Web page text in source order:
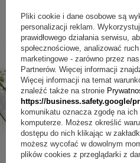
Pliki cookie i dane osobowe są
personalizacji reklam.
prawidłowego działania serwisu,
społecznościowe, analizować
marketingowe - zarówno przez
Partnerów. Więcej informacji
Więcej informacji na temat
znaleźć także na stronie
https://business.safety.google/
komunikatu oznacza zgodę na
komputerze. Możesz określić
dostępu do nich klikając w
możesz wycofać w dowolnym
plików cookies z przeglądarki z